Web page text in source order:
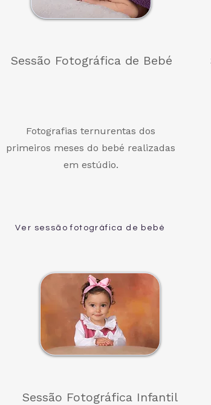
Sessão Fotográfica de Bebé
Fotografias ternurentas dos
primeiros meses do bebé realizadas
em estúdio.
Ver sessão fotográfica de bebé
Sessão Fotográfica Infantil